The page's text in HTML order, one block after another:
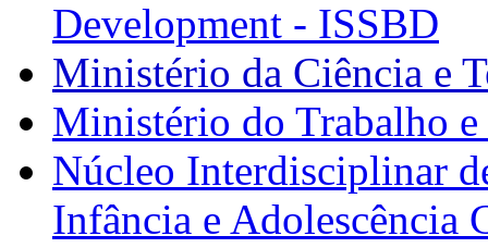
Development - ISSBD
Ministério da Ciência e
Ministério do Trabalho
Núcleo Interdisciplinar
Infância e Adolescência